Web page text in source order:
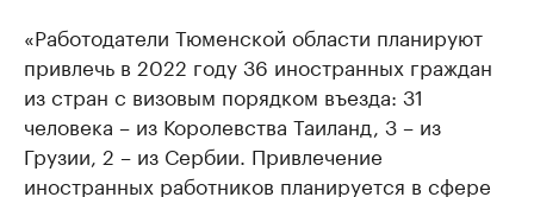
«Работодатели Тюменской области планируют
привлечь в 2022 году 36 иностранных граждан
из стран с визовым порядком въезда: 31
человека – из Королевства Таиланд, 3 – из
Грузии, 2 – из Сербии. Привлечение
иностранных работников планируется в сфере